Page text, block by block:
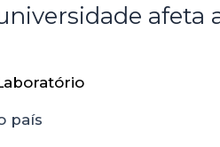
afeta
país